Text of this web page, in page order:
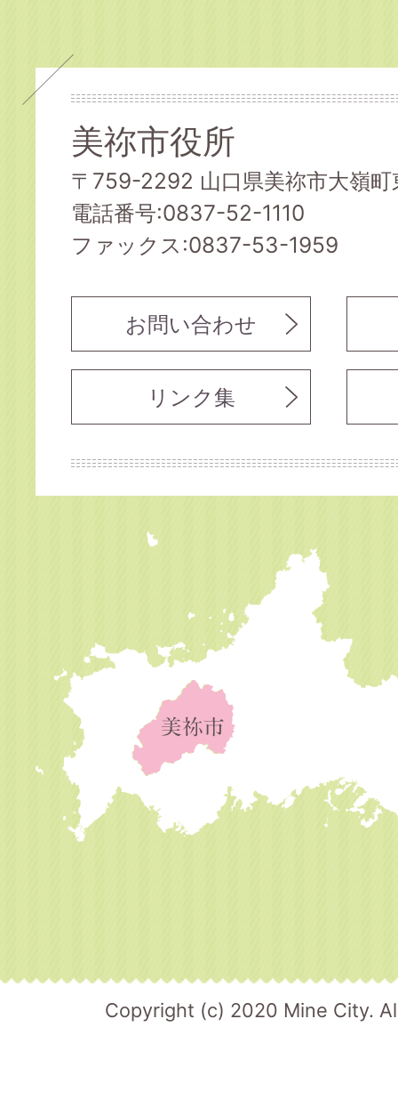
美祢市役所
〒759-2292 山口県美祢市大嶺
電話番号:0837-52-1110
ファックス:0837-53-1959
お問い合わせ
リンク集
Copyright (c) 2020 Mine City.